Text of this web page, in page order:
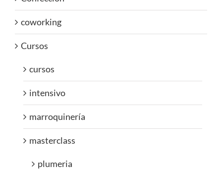
coworking
Cursos
cursos
intensivo
marroquinería
masterclass
plumeria